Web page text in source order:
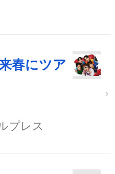
春にツア
プレス